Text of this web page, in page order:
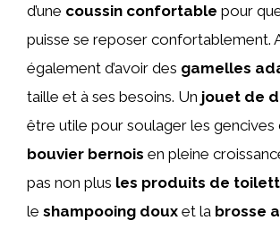
d’une coussin confortable pour
puisse se reposer confortablement.
également d’avoir des gamelles
taille et à ses besoins. Un jouet de
être utile pour soulager les
bouvier bernois en pleine
pas non plus les produits de
le shampooing doux et la brosse